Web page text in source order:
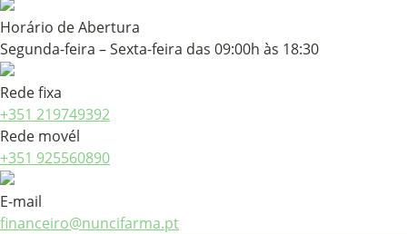
Horário de Abertura
Segunda-feira – Sexta-feira das 09:00h às 18:30
Rede fixa
+351 219749392
Rede movél
+351 925560890
E-mail
financeiro@nuncifarma.pt